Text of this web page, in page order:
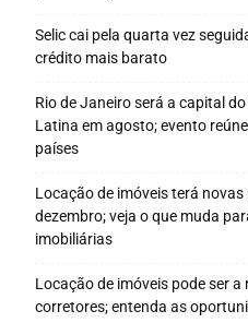
Selic cai pela quarta vez
crédito mais barato
Rio de Janeiro será a capital
Latina em agosto; evento
países
Locação de imóveis terá
dezembro; veja o que muda
imobiliárias
Locação de imóveis pode ser
corretores; entenda as